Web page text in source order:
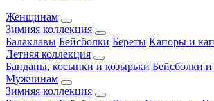
Женщинам
Зимняя коллекция
Балаклавы Бейсболки Береты Капоры и
Летняя коллекция
Банданы, косынки и козырьки Бейсболки и
Мужчинам
Зимняя коллекция